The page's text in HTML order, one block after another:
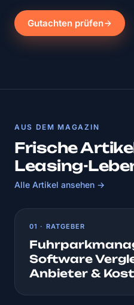
Gutachten prüfen
AUS DEM MAGAZIN
Frische
Leasing-
Alle Artikel ansehen →
01 · RATGEBER
Software
Anbieter &